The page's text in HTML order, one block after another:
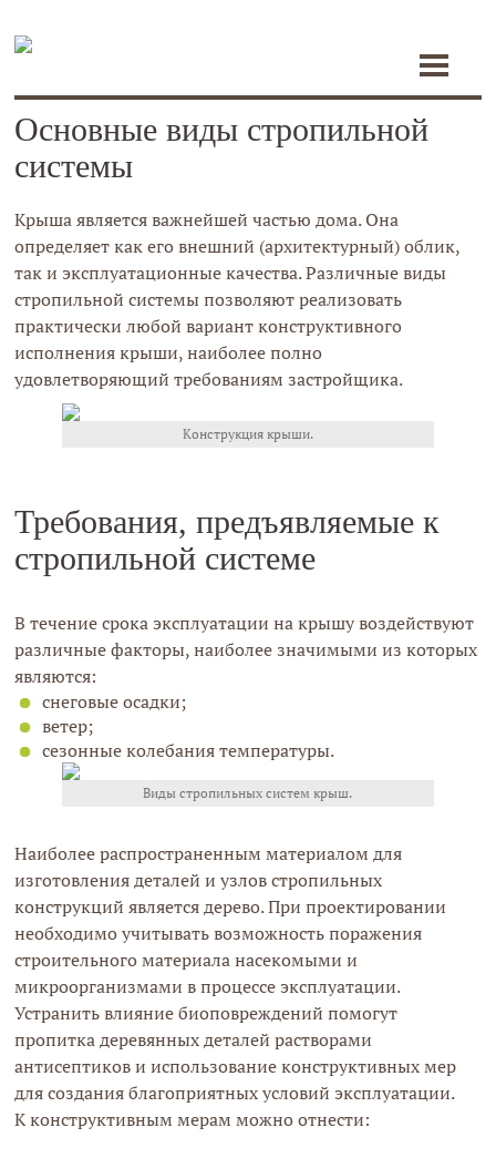
Toggle
Основные виды стропильной
системы
Крыша является важнейшей частью дома. Она
определяет как его внешний (архитектурный) облик,
так и эксплуатационные качества. Различные виды
стропильной системы позволяют реализовать
практически любой вариант конструктивного
исполнения крыши, наиболее полно
удовлетворяющий требованиям застройщика.
Конструкция крыши.
Требования, предъявляемые к
стропильной системе
В течение срока эксплуатации на крышу воздействуют
различные факторы, наиболее значимыми из которых
являются:
снеговые осадки;
ветер;
сезонные колебания температуры.
Виды стропильных систем крыш.
Наиболее распространенным материалом для
изготовления деталей и узлов стропильных
конструкций является дерево. При проектировании
необходимо учитывать возможность поражения
строительного материала насекомыми и
микроорганизмами в процессе эксплуатации.
Устранить влияние биоповреждений помогут
пропитка деревянных деталей растворами
антисептиков и использование конструктивных мер
для создания благоприятных условий эксплуатации.
К конструктивным мерам можно отнести: